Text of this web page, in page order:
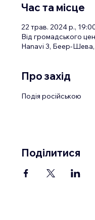
Час та місце
22 трав. 2024 р.,
Від громадського
Hanavi 3, Беер-Шева,
Про захід
Подія російською
Поділитися